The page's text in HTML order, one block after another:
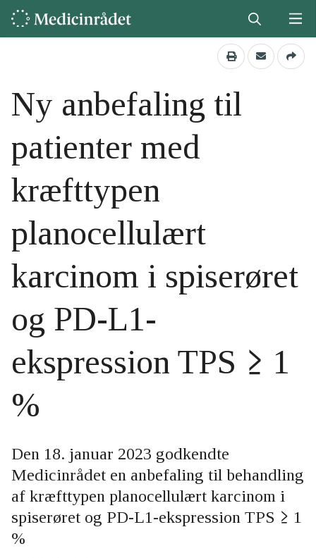
Ny anbefaling til
patienter med
kræfttypen
planocellulært
karcinom i spiserøret
og PD-L1-
ekspression TPS ≥ 1
%
Den 18. januar 2023 godkendte
Medicinrådet en anbefaling til behandling
af kræfttypen planocellulært karcinom i
spiserøret og PD-L1-ekspression TPS ≥ 1
%